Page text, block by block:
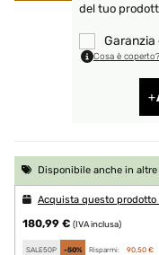
del tuo
Garanzia
Cosa è coperto?
Disponibile anche in
Acquista questo
180,99 € (IVA inclusa)
SALE50P -50% Risparmi: 90,50 €